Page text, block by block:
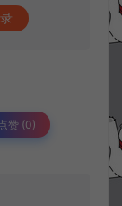
点赞 (0)